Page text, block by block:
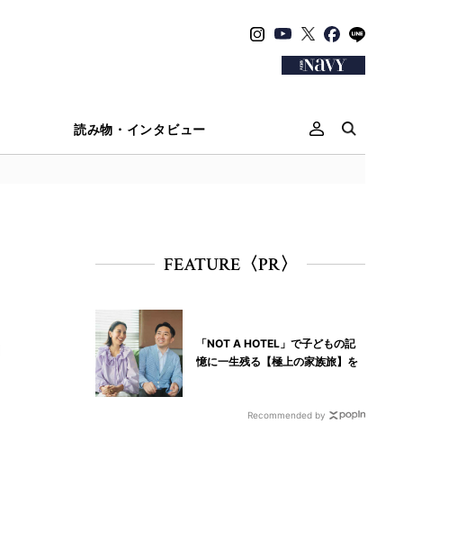
読み物・インタビュー
FEATURE〈PR〉
「NOT A HOTEL」で子どもの記
憶に一生残る【極上の家族旅】を
Recommended by